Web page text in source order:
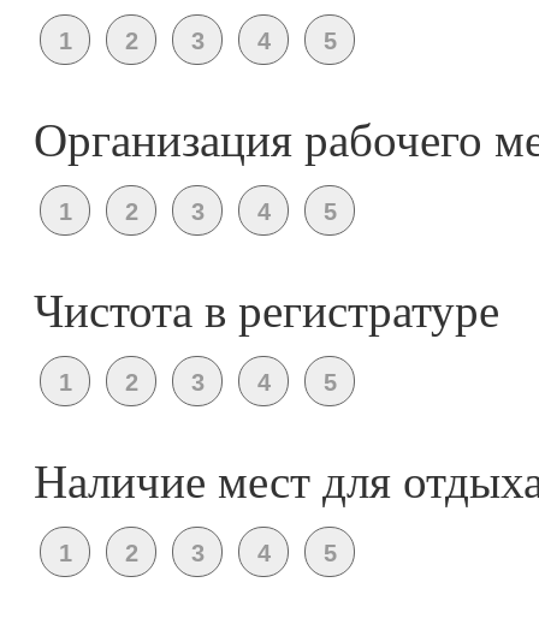
Организация рабочего
Чистота в регистратуре
Наличие мест для